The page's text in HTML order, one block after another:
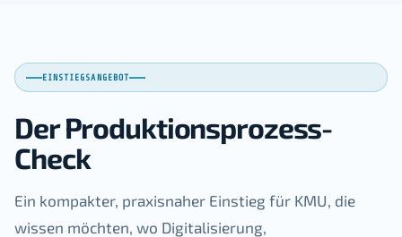
EINSTIEGSANGEBOT
Der Produktionsprozess-
Check
Ein kompakter, praxisnaher Einstieg für KMU, die
wissen möchten, wo Digitalisierung,